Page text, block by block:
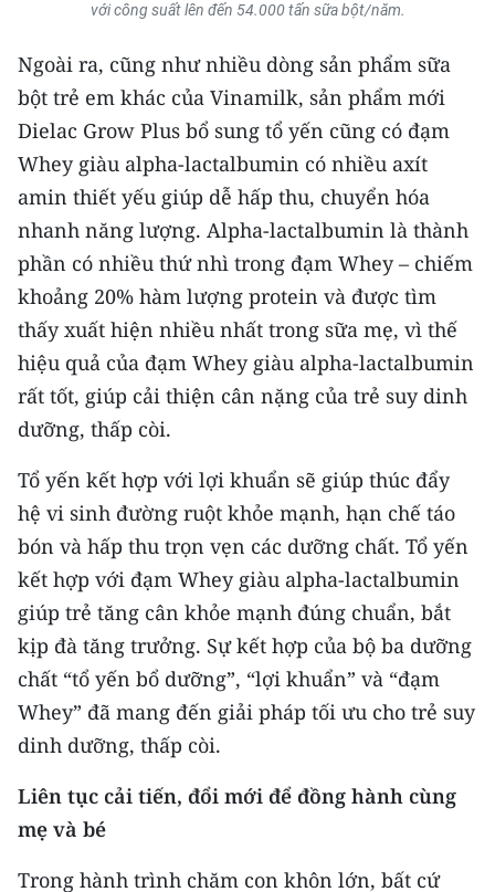
Trung du và miền núi phía Bắc
Đồng bằng sông Hồng
Bắc Trung Bộ
Duyên hải Nam Trung Bộ và Tây
Nguyên
Đông Nam Bộ
Đồng bằng sông Cửu Long
Chuyên trang Hà Nội
Chuyên trang TP. Hồ Chí Minh
CHUYÊN ĐỀ
CÁC CHUYÊN TRANG
VỀ BÁO NHÂN DÂN
THỜI NAY
NHÂN DÂN CUỐI TUẦN
NHÂN DÂN HẰNG THÁNG
ĐỌC BÁO IN
với công suất lên đến 54.000 tấn sữa bột/năm.
Ngoài ra, cũng như nhiều dòng sản phẩm sữa
bột trẻ em khác của Vinamilk, sản phẩm mới
Dielac Grow Plus bổ sung tổ yến cũng có đạm
Whey giàu alpha-lactalbumin có nhiều axít
amin thiết yếu giúp dễ hấp thu, chuyển hóa
nhanh năng lượng. Alpha-lactalbumin là thành
phần có nhiều thứ nhì trong đạm Whey – chiếm
khoảng 20% hàm lượng protein và được tìm
thấy xuất hiện nhiều nhất trong sữa mẹ, vì thế
hiệu quả của đạm Whey giàu alpha-lactalbumin
rất tốt, giúp cải thiện cân nặng của trẻ suy dinh
dưỡng, thấp còi.
Tổ yến kết hợp với lợi khuẩn sẽ giúp thúc đẩy
hệ vi sinh đường ruột khỏe mạnh, hạn chế táo
bón và hấp thu trọn vẹn các dưỡng chất. Tổ yến
kết hợp với đạm Whey giàu alpha-lactalbumin
giúp trẻ tăng cân khỏe mạnh đúng chuẩn, bắt
kịp đà tăng trưởng. Sự kết hợp của bộ ba dưỡng
chất “tổ yến bổ dưỡng”, “lợi khuẩn” và “đạm
Whey” đã mang đến giải pháp tối ưu cho trẻ suy
dinh dưỡng, thấp còi.
Liên tục cải tiến, đổi mới để đồng hành cùng
mẹ và bé
Trong hành trình chăm con khôn lớn, bất cứ